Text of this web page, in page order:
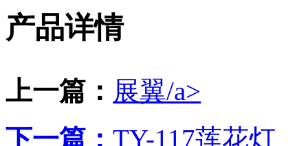
产品详情
上一篇： 展翼/a>
下一篇： TY-117莲花灯